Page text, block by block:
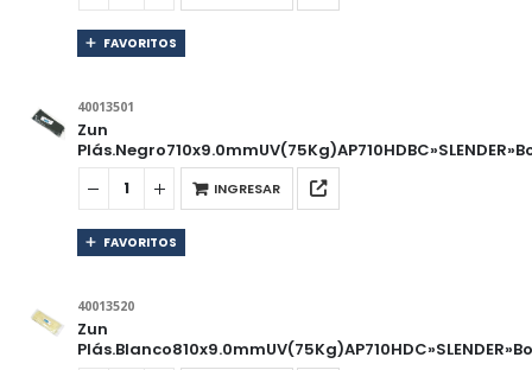
FAVORITOS
40013501
Zun
INGRESAR
FAVORITOS
40013520
Zun